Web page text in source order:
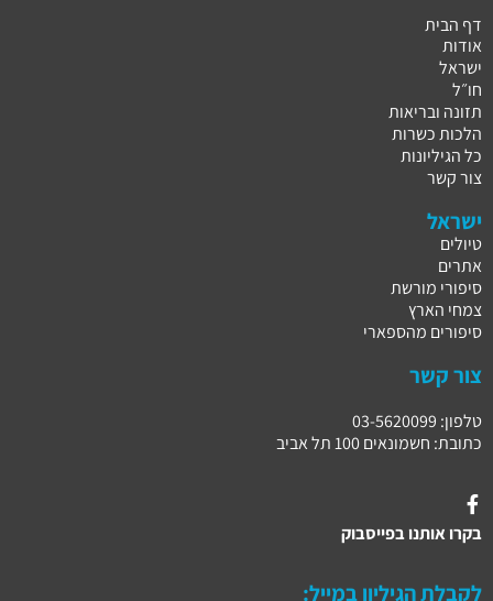
דף הבית
אודות
ישראל
חו״ל
תזונה ובריאות
הלכות כשרות
כל הגיליונות
צור קשר
ישראל
טיולים
אתרים
סיפורי מורשת
צמחי הארץ
סיפורים מהספארי
צור קשר
טלפון: 03-5620099
כתובת: חשמונאים 100 תל אביב
בקרו אותנו בפייסבוק
לקבלת הגיליון במייל: